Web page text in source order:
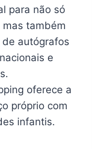
para não só
mas também
autógrafos
e
oferece a
próprio com
infantis.